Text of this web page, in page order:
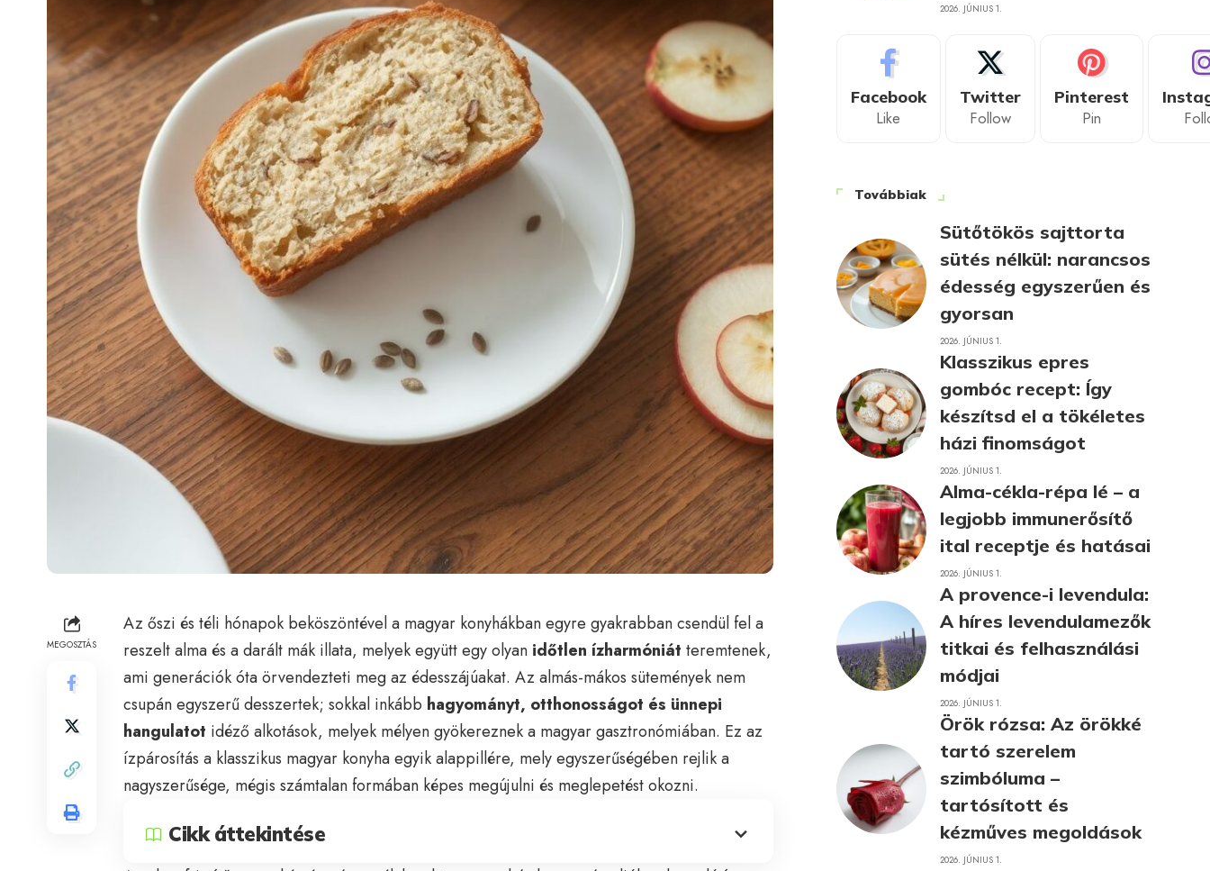
MEGOSZTÁS
Az őszi és téli hónapok beköszöntével a magyar konyhákban egyre gyakrabban csendül fel a
reszelt alma és a darált mák illata, melyek együtt egy olyan időtlen ízharmóniát teremtenek,
ami generációk óta örvendezteti meg az édesszájúakat. Az almás-mákos sütemények nem
csupán egyszerű desszertek; sokkal inkább hagyományt, otthonosságot és ünnepi
hangulatot idéző alkotások, melyek mélyen gyökereznek a magyar gasztronómiában. Ez az
ízpárosítás a klasszikus magyar konyha egyik alappillére, mely egyszerűségében rejlik a
nagyszerűsége, mégis számtalan formában képes megújulni és meglepetést okozni.
Cikk áttekintése
2026. JÚNIUS 1.
Facebook
Like
Twitter
Follow
Pinterest
Pin
Továbbiak
Sütőtökös sajttorta
sütés nélkül: narancsos
édesség egyszerűen és
gyorsan
2026. JÚNIUS 1.
Klasszikus epres
gombóc recept: Így
készítsd el a tökéletes
házi finomságot
2026. JÚNIUS 1.
Alma-cékla-répa lé – a
legjobb immunerősítő
ital receptje és hatásai
2026. JÚNIUS 1.
A provence-i levendula:
A híres levendulamezők
titkai és felhasználási
módjai
2026. JÚNIUS 1.
Örök rózsa: Az örökké
tartó szerelem
szimbóluma –
tartósított és
kézműves megoldások
2026. JÚNIUS 1.